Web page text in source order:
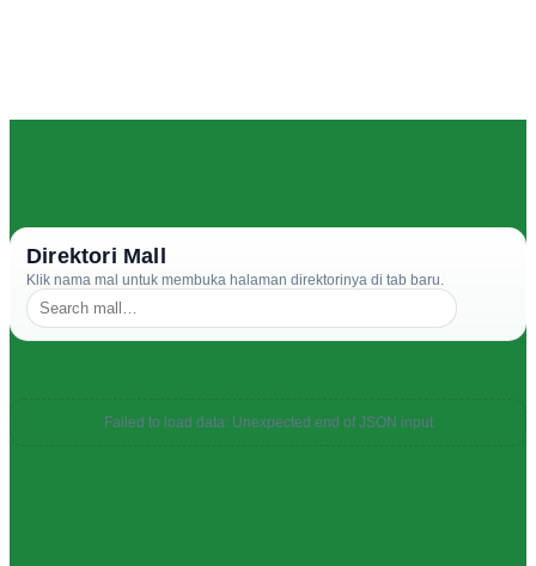
Direktori Mall
Klik nama mal untuk membuka halaman direktorinya di tab baru.
Failed to load data: Unexpected end of JSON input